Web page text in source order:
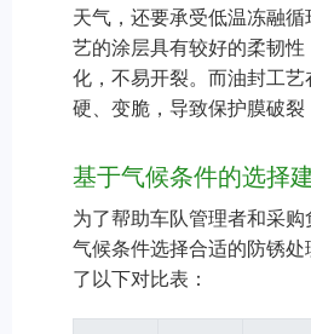
天气，还要承受低温冻融循
艺的涂层具有较好的柔韧
化，不易开裂。而油封工
硬、变脆，导致保护膜破裂
基于气候条件的选择
为了帮助车队管理者和采
气候条件选择合适的防锈
了以下对比表：